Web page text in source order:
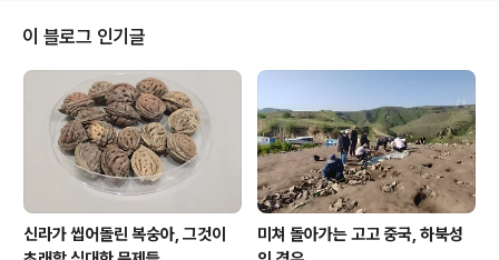
강좌는 1기의 경우 14강(매주 1회)으로 했다가 나중에 12
강으로 줄여 그것으로 정착한 흐름이 아닌가 하지만, 아예
더 줄여서 한달 단기강좌도 구상하기도 했다. 수강료에 다
들 민감한 편인데, 60만원을 책정했다가 나중에는 100만
원으로 올려봤지만 여의치 아니해서 60만원으로 도돌이했
다. 수강 인원은 50명으로 제한을 걸..
이 블로그 인기글
신라가 씹어돌린 복숭아, 그것이
미쳐 돌아가는 고고 중국, 하북성